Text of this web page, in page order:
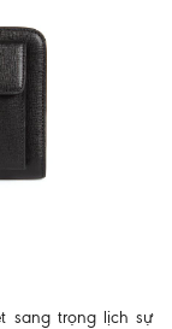
sang trọng lịch sự